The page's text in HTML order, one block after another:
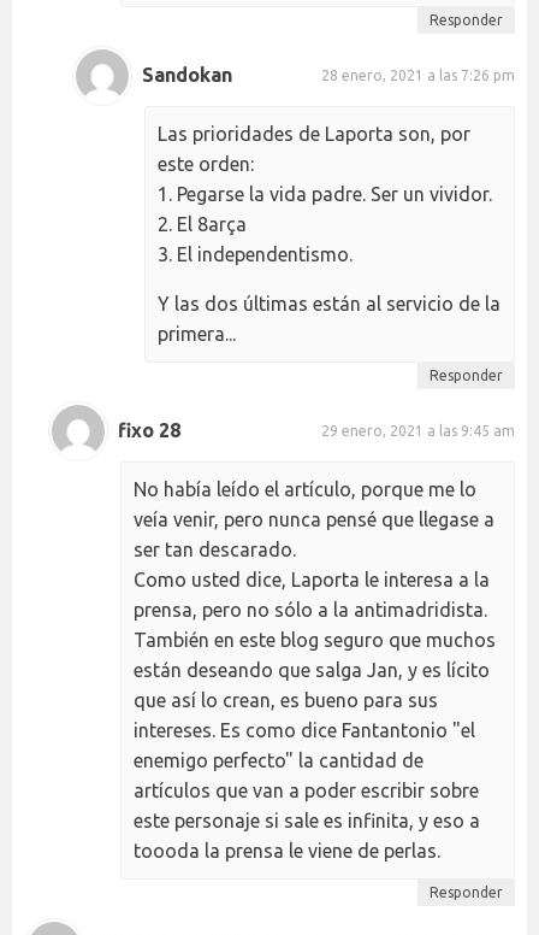
Responder
Sandokan 28 enero, 2021 a las 7:26 pm
Las prioridades de Laporta son, por
este orden:
1. Pegarse la vida padre. Ser un vividor.
2. El 8arça
3. El independentismo.
Y las dos últimas están al servicio de la
primera...
Responder
fixo 28 29 enero, 2021 a las 9:45 am
No había leído el artículo, porque me lo
veía venir, pero nunca pensé que llegase a
ser tan descarado.
Como usted dice, Laporta le interesa a la
prensa, pero no sólo a la antimadridista.
También en este blog seguro que muchos
están deseando que salga Jan, y es lícito
que así lo crean, es bueno para sus
intereses. Es como dice Fantantonio "el
enemigo perfecto" la cantidad de
artículos que van a poder escribir sobre
este personaje si sale es infinita, y eso a
toooda la prensa le viene de perlas.
Responder